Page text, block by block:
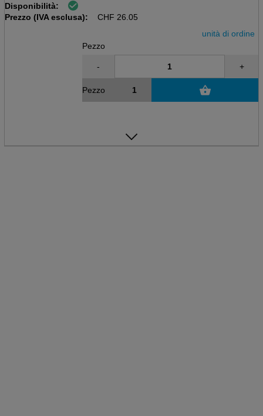
con secchio interno
Disponibilità:
Prezzo (IVA esclusa):
CHF 26.05
unità di ordine
Pezzo
- +
Pezzo